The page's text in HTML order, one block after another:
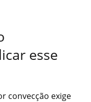
esse
convecção exige